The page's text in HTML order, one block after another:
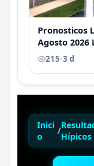
Pronosticos
Agosto 2026
215•3 d
Inici
o
/Hípicos